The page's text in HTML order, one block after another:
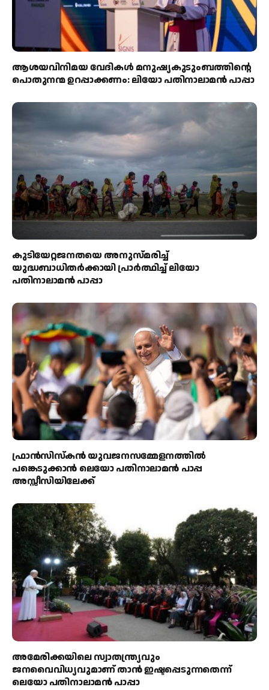
ആശയവിനിമയ വേദികൾ മനുഷ്യകുടുംബത്തിന്റെ
പൊതുനന്മ ഉറപ്പാക്കണം: ലിയോ പതിനാലാമൻ പാപ്പാ
കുടിയേറ്റജനതയെ അനുസ്മരിച്ച്
യുദ്ധബാധിതർക്കായി പ്രാർത്ഥിച്ച് ലിയോ
പതിനാലാമൻ പാപ്പാ
ഫ്രാൻസിസ്കൻ യുവജനസമ്മേളനത്തിൽ
പങ്കെടുക്കാൻ ലെയോ പതിനാലാമൻ പാപ്പ
അസ്സീസിയിലേക്ക്‌
അമേരിക്കയിലെ സ്വാതന്ത്ര്യവും
ജനവൈവിധ്യവുമാണ് താൻ ഇഷ്ടപ്പെടുന്നതെന്ന്
ലെയോ പതിനാലാമൻ പാപ്പാ